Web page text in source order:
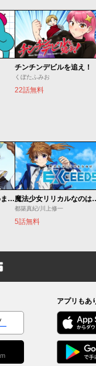
チンチンデビルを追え！
くぼたふみお
22話無料
世界最強の魔女、始めました ～私だけ『攻略サイト』を見れる世界で自由に生きます～ 魔法少女リリ
都築真紀/川上修一
5話無料
アプリもあ